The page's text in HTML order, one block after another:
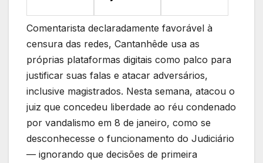
Comentarista declaradamente favorável à
censura das redes, Cantanhêde usa as
próprias plataformas digitais como palco para
justificar suas falas e atacar adversários,
inclusive magistrados. Nesta semana, atacou o
juiz que concedeu liberdade ao réu condenado
por vandalismo em 8 de janeiro, como se
desconhecesse o funcionamento do Judiciário
— ignorando que decisões de primeira